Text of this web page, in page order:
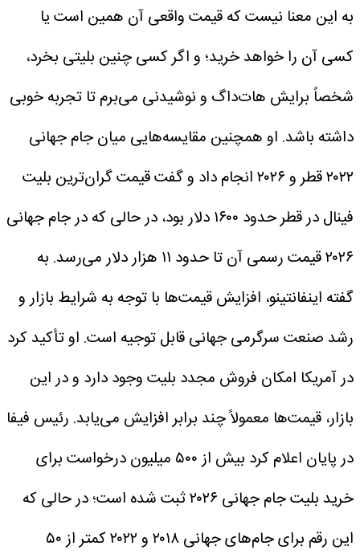
به این معنا نیست که قیمت واقعی آن همین است یا
کسی آن را خواهد خرید؛ و اگر کسی چنین بلیتی بخرد،
شخصاً برایش هات‌داگ و نوشیدنی می‌برم تا تجربه خوبی
داشته باشد. او همچنین مقایسه‌هایی میان جام جهانی
۲۰۲۲ قطر و ۲۰۲۶ انجام داد و گفت قیمت گران‌ترین بلیت
فینال در قطر حدود ۱۶۰۰ دلار بود، در حالی که در جام جهانی
۲۰۲۶ قیمت رسمی آن تا حدود ۱۱ هزار دلار می‌رسد.
به
گفته اینفانتینو، افزایش قیمت‌ها با توجه به شرایط بازار و
رشد صنعت سرگرمی جهانی قابل توجیه است. او تأکید کرد
در آمریکا امکان فروش مجدد بلیت وجود دارد و در این
بازار، قیمت‌ها معمولاً چند برابر افزایش می‌یابد. رئیس فیفا
در پایان اعلام کرد بیش از ۵۰۰ میلیون درخواست برای
خرید بلیت جام جهانی ۲۰۲۶ ثبت شده است؛ در حالی که
این رقم برای جام‌های جهانی ۲۰۱۸ و ۲۰۲۲ کمتر از ۵۰